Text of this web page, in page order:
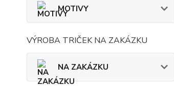
MOTIVY
VÝROBA TRIČEK NA ZAKÁZKU
NA ZAKÁZKU